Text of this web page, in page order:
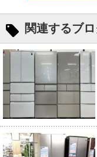
関連するブ